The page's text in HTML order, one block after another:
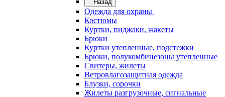
Назад
Одежда для охраны
Костюмы
Куртки, пиджаки, жакеты
Брюки
Куртки утепленные, подстежки
Брюки, полукомбинезоны утепленные
Свитеры, жилеты
Ветровлагозащитная одежда
Блузки, сорочки
Жилеты разгрузочные, сигнальные